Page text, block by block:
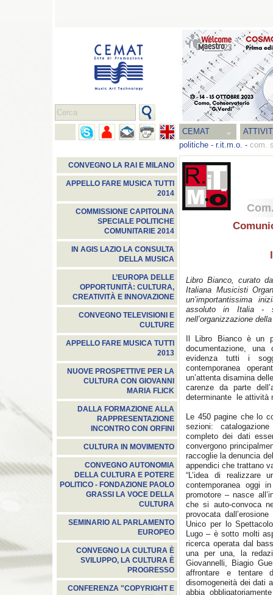
CEMAT
politiche - r.it.m.o. - com.
CONVEGNO LA RAI E MILANO
APPELLO FARE MUSICA TUTTI
2014
COMMISSIONE CAPITOLINA
SPECIALE POLITICHE
COMUNITARIE 2014
IN AGIS LAZIO LA CONSULTA
DELLA MUSICA
L’EUROPA DELLE
OPPORTUNITÀ: CULTURA,
CREATIVITÀ E INNOVAZIONE
CONVEGNO TELEVISIONI E
CULTURE
APPELLO FARE MUSICA TUTTI
2013
NUOVE PROSPETTIVE PER LA
CULTURA CON GIOVANNI
MARIA FLICK
DALLA FORMAZIONE ALLA
RAPPRESENTAZIONE
INCONTRO CON ORFINI
CULTURA IN MOVIMENTO
CONVEGNO AUTONOMIA
DELLA CULTURA E POTERE
POLITICO - FONDAZIONE PAOLO
GRASSI LA VOCE DELLA
CULTURA
SEMINARIO AL PARLAMENTO
EUROPEO
CONVEGNO LA CULTURA È
SVILUPPO, LA CULTURA È
PROGRESSO
CONFERENZA "COPYRIGHT E
Libro Bianco, curato
Italiana Musicisti
un’importantissima
assoluto in Italia -
nell’organizzazione
Il Libro Bianco è un
documentazione,
evidenza tutti i
contemporanea
un’attenta disamina
carenze da parte
determinante le attività
Le 450 pagine che lo
sezioni:
completo dei dati
convergono
raccoglie la denuncia
appendici che trattano
“L’idea di realizzare
contemporanea oggi
promotore – nasce
che si auto-convoca
provocata
Unico per lo
Lugo – è sotto molti
ricerca operata dal
una per una, la
Giovannelli, Biagio
affrontare e tentare
disomogeneità dei dati
abbia